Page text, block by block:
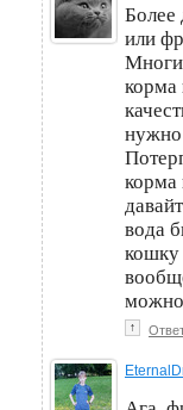
Более
или
корма
нужно
корма
вода
кошку
можно
↑